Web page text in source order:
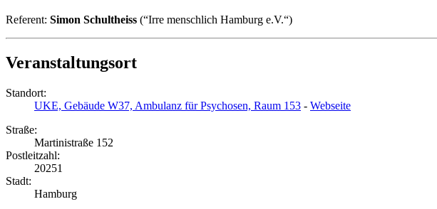
Referent: Simon Schultheiss (“Irre menschlich Hamburg e.V.“)
Veranstaltungsort
Standort:
UKE, Gebäude W37, Ambulanz für Psychosen, Raum 153 - Webseite
Straße:
Martinistraße 152
Postleitzahl:
20251
Stadt:
Hamburg